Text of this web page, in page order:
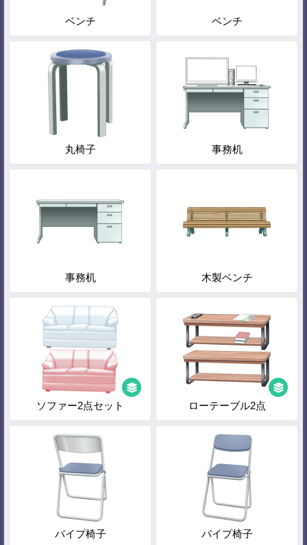
ベンチ ベンチ
丸椅子 事務机
事務机 木製ベンチ
ソファー2点セット ローテーブル2点
パイプ椅子 パイプ椅子